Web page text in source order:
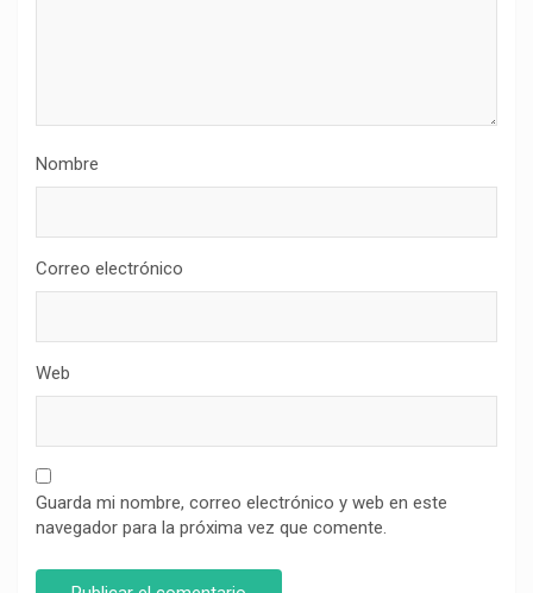
Nombre
Correo electrónico
Web
Guarda mi nombre, correo electrónico y web en este
navegador para la próxima vez que comente.